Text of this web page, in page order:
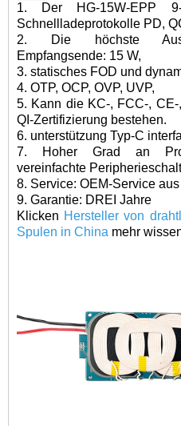
1. Der HG-15W-EPP
Schnellladeprotokolle PD,
2. Die höchste
Empfangsende: 15 W,
3. statisches FOD und
4. OTP, OCP, OVP, UVP,
5. Kann die KC-, FCC-,
QI-Zertifizierung bestehen.
6. unterstützung Typ-C
7. Hoher Grad an
vereinfachte
8. Service: OEM-Service
9. Garantie: DREI Jahre
Klicken Hersteller von
Spulen in China mehr